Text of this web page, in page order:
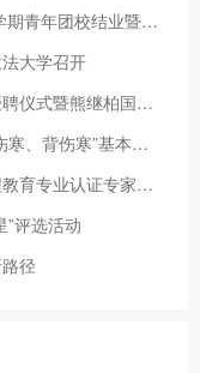
天津商业大学法学院举办2018年秋季学期青年团校结业暨闭幕式活动
大学召开
上海中医药大学举行熊继柏名誉教授授聘仪式暨熊继柏国医大师工作
陕西中医药大学学生在全国第二届“学伤寒、背伤寒”基本功大赛中
浙江工业大学自动化专业接受中国工程教育专业认证专家组现场考查
”评选活动
径